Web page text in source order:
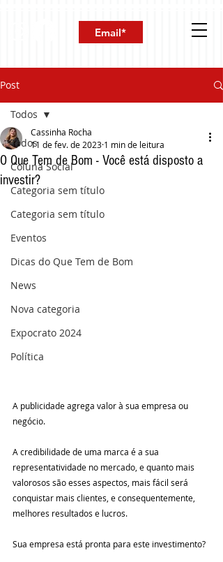
Post
Todos
Coluna Social
Categoria sem título
Categoria sem título
Eventos
Dicas do Que Tem de Bom
News
Nova categoria
Expocrato 2024
Política
Todos
O Que Tem de Bom - Você está disposto a
investir?
Cassinha Rocha
11 de fev. de 2023 1 min de leitura
A publicidade agrega valor à sua empresa ou
negócio.
A credibilidade de uma marca é a sua
representatividade no mercado, e quanto mais
valorosos são esses aspectos, mais fácil será
conquistar mais clientes, e consequentemente,
melhores resultados e lucros.
Sua empresa está pronta para este investimento?